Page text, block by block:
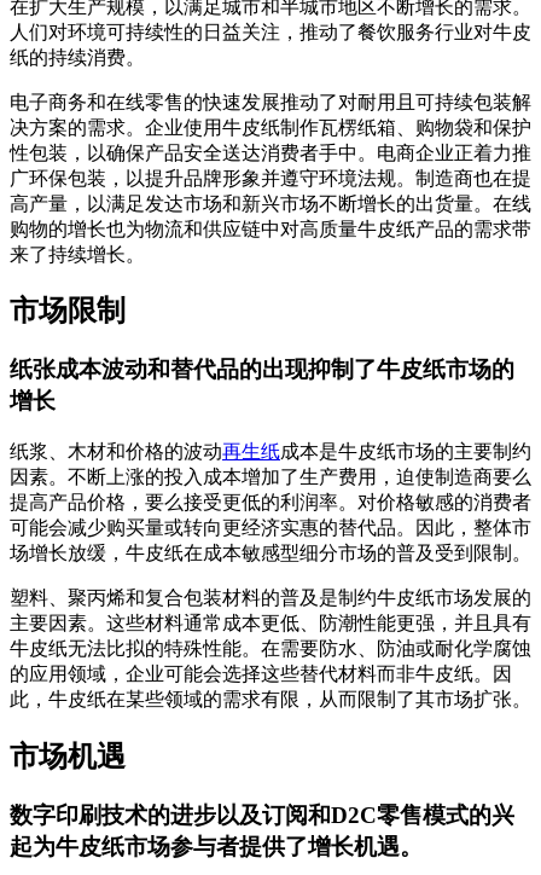
在扩大生产规模，以满足城市和半城市地区不断增长的需求。
人们对环境可持续性的日益关注，推动了餐饮服务行业对牛皮
纸的持续消费。
电子商务和在线零售的快速发展推动了对耐用且可持续包装解
决方案的需求。企业使用牛皮纸制作瓦楞纸箱、购物袋和保护
性包装，以确保产品安全送达消费者手中。电商企业正着力推
广环保包装，以提升品牌形象并遵守环境法规。制造商也在提
高产量，以满足发达市场和新兴市场不断增长的出货量。在线
购物的增长也为物流和供应链中对高质量牛皮纸产品的需求带
来了持续增长。
市场限制
纸张成本波动和替代品的出现抑制了牛皮纸市场的
增长
纸浆、木材和价格的波动再生纸成本是牛皮纸市场的主要制约
因素。不断上涨的投入成本增加了生产费用，迫使制造商要么
提高产品价格，要么接受更低的利润率。对价格敏感的消费者
可能会减少购买量或转向更经济实惠的替代品。因此，整体市
场增长放缓，牛皮纸在成本敏感型细分市场的普及受到限制。
塑料、聚丙烯和复合包装材料的普及是制约牛皮纸市场发展的
主要因素。这些材料通常成本更低、防潮性能更强，并且具有
牛皮纸无法比拟的特殊性能。在需要防水、防油或耐化学腐蚀
的应用领域，企业可能会选择这些替代材料而非牛皮纸。因
此，牛皮纸在某些领域的需求有限，从而限制了其市场扩张。
市场机遇
数字印刷技术的进步以及订阅和D2C零售模式的兴
起为牛皮纸市场参与者提供了增长机遇。